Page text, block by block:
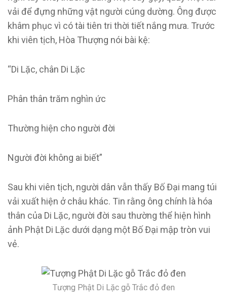
vải để đựng những vật người cúng dường. Ông được
khâm phục vì có tài tiên tri thời tiết nắng mưa. Trước
khi viên tịch, Hòa Thượng nói bài kệ:
“Di Lặc, chân Di Lặc
Phân thân trăm nghìn ức
Thường hiện cho người đời
Người đời không ai biết”
Sau khi viên tịch, người dân vẫn thấy Bố Đại mang túi
vải xuất hiện ở châu khác. Tin rằng ông chính là hóa
thân của Di Lặc, người đời sau thường thể hiện hình
ảnh Phật Di Lặc dưới dạng một Bố Đại mập tròn vui
vẻ.
Tượng Phật Di Lặc gỗ Trắc đỏ đen